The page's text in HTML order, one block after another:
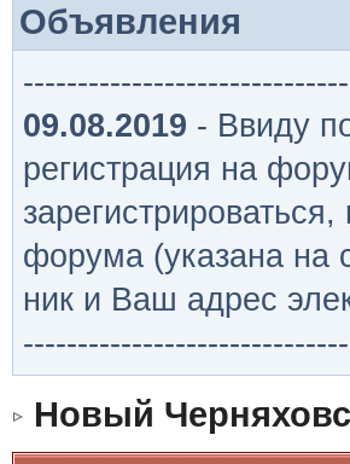
Объявления
09.08.2019 - Ввиду
регистрация на
форума (указана на
ник и Ваш адрес
Новый